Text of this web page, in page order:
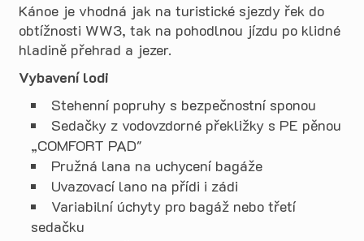
Kánoe je vhodná jak na turistické sjezdy řek do
obtížnosti WW3, tak na pohodlnou jízdu po klidné
hladině přehrad a jezer.
Vybavení lodi
Stehenní popruhy s bezpečnostní sponou
Sedačky z vodovzdorné překližky s PE pěnou
„COMFORT PAD"
Pružná lana na uchycení bagáže
Uvazovací lano na přídi i zádi
Variabilní úchyty pro bagáž nebo třetí
sedačku